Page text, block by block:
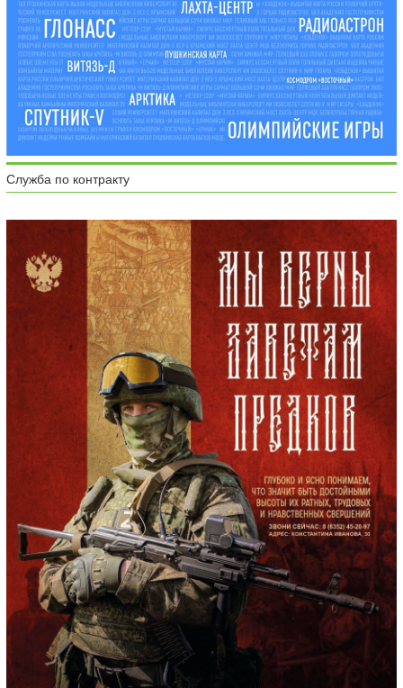
Служба по контракту